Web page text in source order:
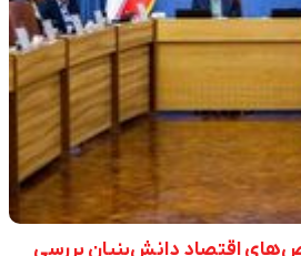
اقتصاد دانش‌بنیان بررسی